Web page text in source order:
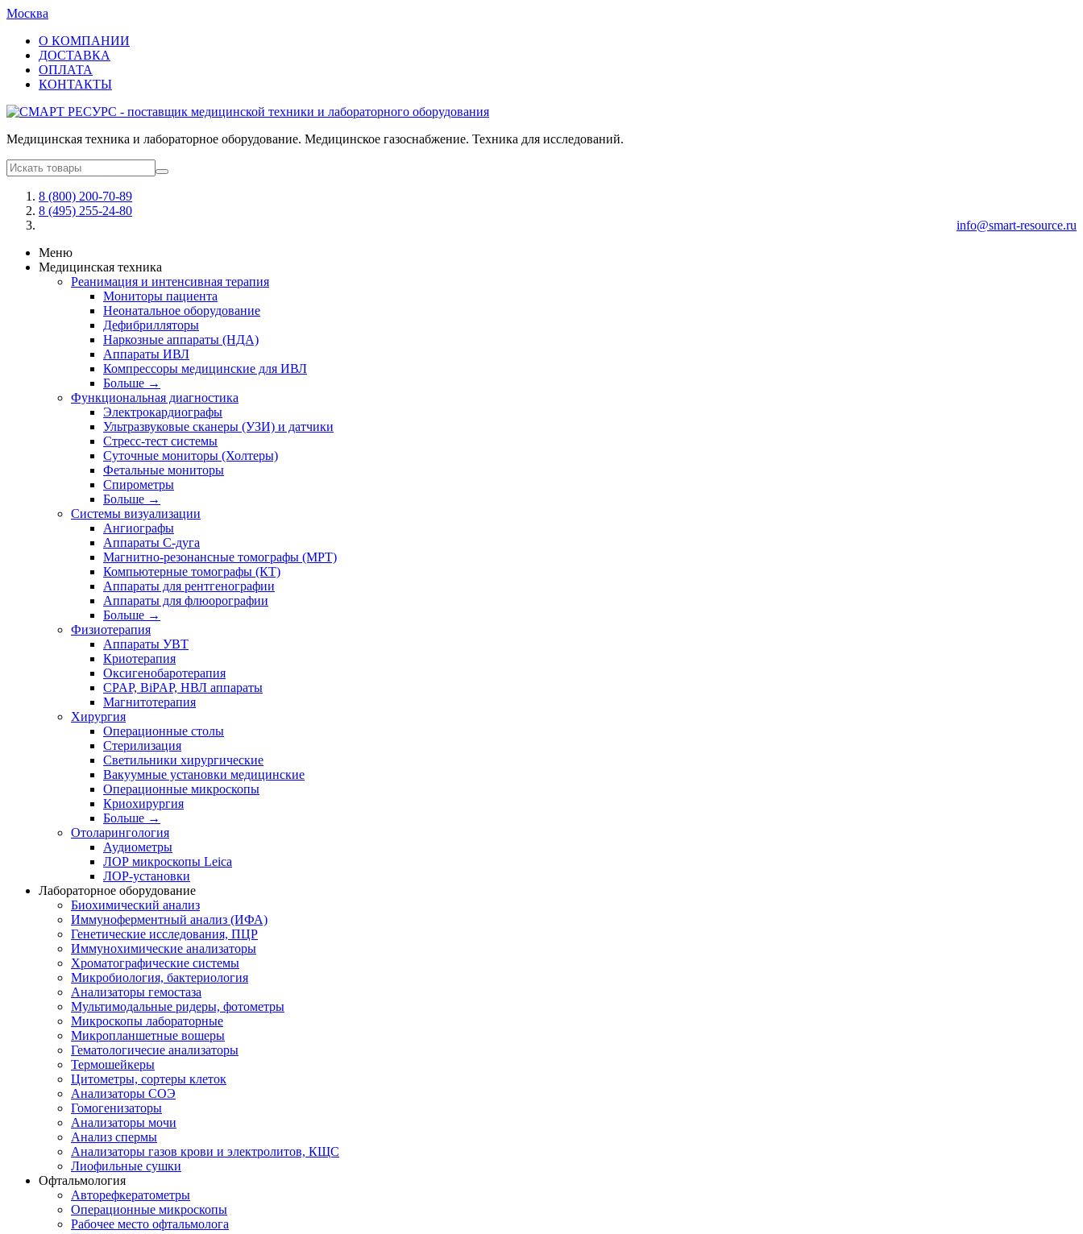
Москва
О КОМПАНИИ
ДОСТАВКА
ОПЛАТА
КОНТАКТЫ
Медицинская техника и лабораторное оборудование. Медицинское газоснабжение. Техника для исследований.
8 (800) 200-70-89
8 (495) 255-24-80
info@smart-resource.ru
Меню
Медицинская техника
Реанимация и интенсивная терапия
Мониторы пациента
Неонатальное оборудование
Дефибрилляторы
Наркозные аппараты (НДА)
Аппараты ИВЛ
Компрессоры медицинские для ИВЛ
Больше →
Функциональная диагностика
Электрокардиографы
Ультразвуковые сканеры (УЗИ) и датчики
Стресс-тест системы
Суточные мониторы (Холтеры)
Фетальные мониторы
Спирометры
Больше →
Системы визуализации
Ангиографы
Аппараты C-дуга
Магнитно-резонансные томографы (МРТ)
Компьютерные томографы (КТ)
Аппараты для рентгенографии
Аппараты для флюорографии
Больше →
Физиотерапия
Аппараты УВТ
Криотерапия
Оксигенобаротерапия
CPAP, BiPAP, НВЛ аппараты
Магнитотерапия
Хирургия
Операционные столы
Стерилизация
Светильники хирургические
Вакуумные установки медицинские
Операционные микроскопы
Криохирургия
Больше →
Отоларингология
Аудиометры
ЛОР микроскопы Leica
ЛОР-установки
Лабораторное оборудование
Биохимический анализ
Иммуноферментный анализ (ИФА)
Генетические исследования, ПЦР
Иммунохимические анализаторы
Хроматографические системы
Микробиология, бактериология
Анализаторы гемостаза
Мультимодальные ридеры, фотометры
Микроскопы лабораторные
Микропланшетные вошеры
Гематологичесие анализаторы
Термошейкеры
Цитометры, сортеры клеток
Анализаторы СОЭ
Гомогенизаторы
Анализаторы мочи
Анализ спермы
Анализаторы газов крови и электролитов, КЩС
Лиофильные сушки
Офтальмология
Авторефкератометры
Операционные микроскопы
Рабочее место офтальмолога